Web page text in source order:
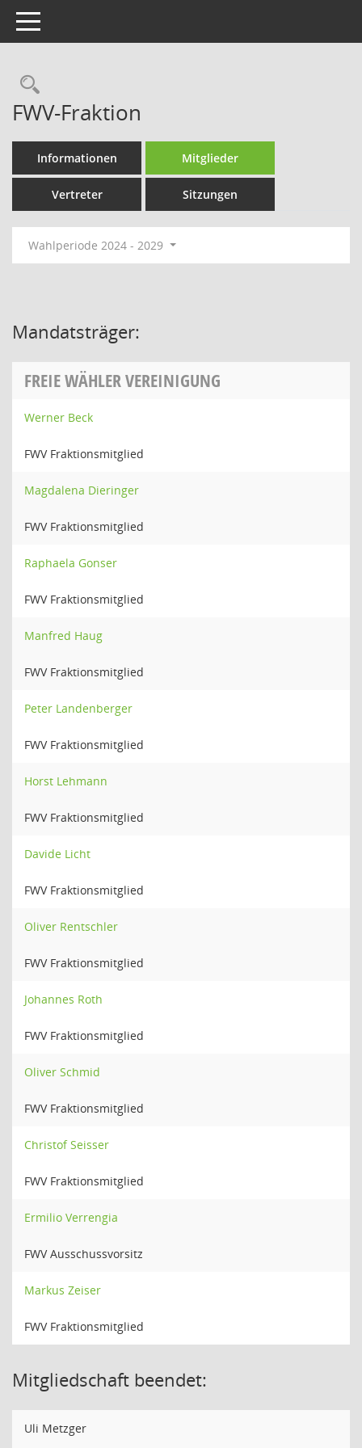
Toggle navigation
Rechercheauswahl
FWV-Fraktion
Informationen Mitglieder
Vertreter Sitzungen
Wahlperiode 2024 - 2029
Mandatsträger:
FREIE WÄHLER VEREINIGUNG
Werner Beck
FWV Fraktionsmitglied
Magdalena Dieringer
FWV Fraktionsmitglied
Raphaela Gonser
FWV Fraktionsmitglied
Manfred Haug
FWV Fraktionsmitglied
Peter Landenberger
FWV Fraktionsmitglied
Horst Lehmann
FWV Fraktionsmitglied
Davide Licht
FWV Fraktionsmitglied
Oliver Rentschler
FWV Fraktionsmitglied
Johannes Roth
FWV Fraktionsmitglied
Oliver Schmid
FWV Fraktionsmitglied
Christof Seisser
FWV Fraktionsmitglied
Ermilio Verrengia
FWV Ausschussvorsitz
Markus Zeiser
FWV Fraktionsmitglied
Mitgliedschaft beendet:
Uli Metzger